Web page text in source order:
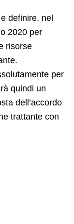
definire, nel
2020 per
risorse
per
quindi un
dell’accordo
trattante con